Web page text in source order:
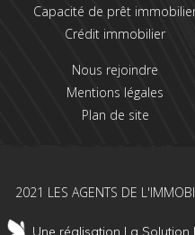
Capacité de prêt
Crédit immobilier
Nous rejoindre
Mentions légales
Plan de site
2021 LES AGENTS DE
Une réalisation La Solution